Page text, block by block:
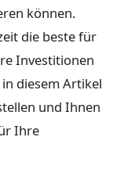
können.
die beste für
Investitionen
diesem Artikel
und Ihnen
Ihre